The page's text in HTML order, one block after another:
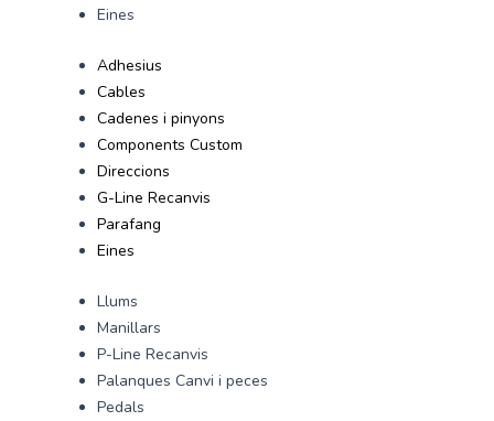
Eines
Adhesius
Cables
Cadenes i pinyons
Components Custom
Direccions
G-Line Recanvis
Parafang
Eines
Llums
Manillars
P-Line Recanvis
Palanques Canvi i peces
Pedals